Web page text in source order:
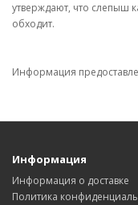
утверждают, что слепыш
обходит.
Информация
Информация
Информация о доставке
Политика